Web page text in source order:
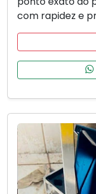
com rapidez e